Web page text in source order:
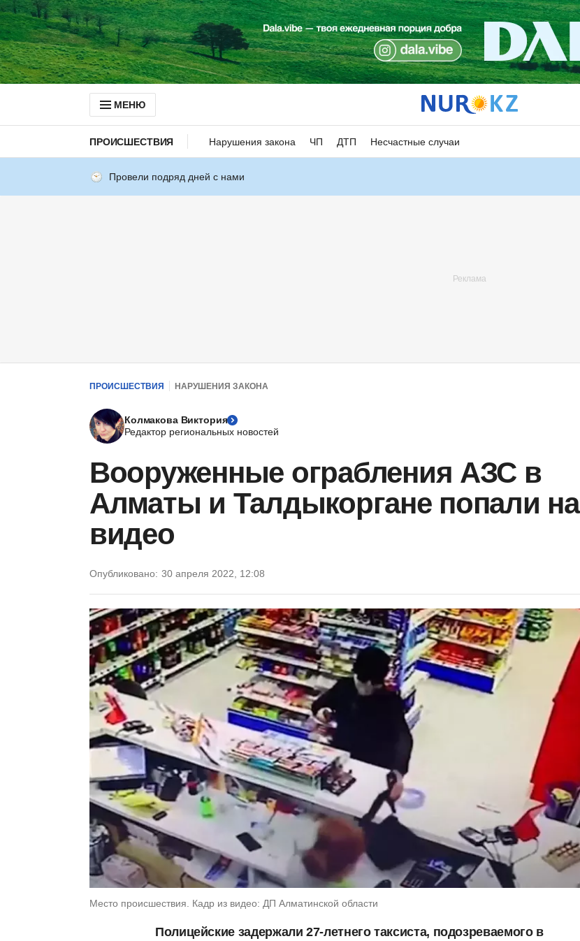
МЕНЮ
ПРОИСШЕСТВИЯ Нарушения закона ЧП ДТП Несчастные случаи
Провели подряд дней с нами
ПРОИСШЕСТВИЯ НАРУШЕНИЯ ЗАКОНА
Колмакова Виктория
Редактор региональных новостей
Вооруженные ограбления АЗС в
Алматы и Талдыкоргане попали на
видео
Опубликовано: 30 апреля 2022, 12:08
Место происшествия. Кадр из видео: ДП Алматинской области
Полицейские задержали 27-летнего таксиста, подозреваемого в